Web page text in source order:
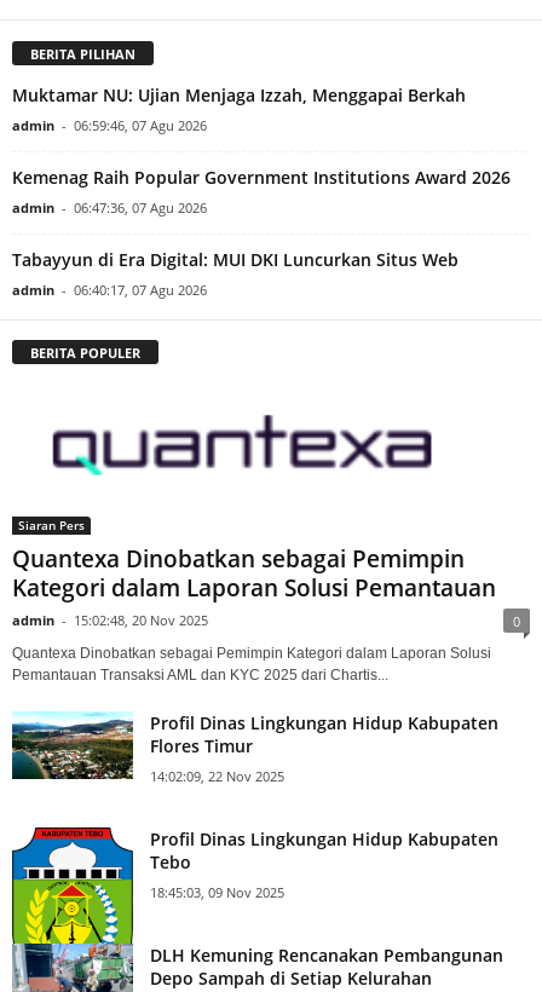
BERITA PILIHAN
Muktamar NU: Ujian Menjaga Izzah, Menggapai Berkah
admin - 06:59:46, 07 Agu 2026
Kemenag Raih Popular Government Institutions Award 2026
admin - 06:47:36, 07 Agu 2026
Tabayyun di Era Digital: MUI DKI Luncurkan Situs Web
admin - 06:40:17, 07 Agu 2026
BERITA POPULER
Siaran Pers
Quantexa Dinobatkan sebagai Pemimpin
Kategori dalam Laporan Solusi Pemantauan
admin - 15:02:48, 20 Nov 2025 0
Quantexa Dinobatkan sebagai Pemimpin Kategori dalam Laporan Solusi
Pemantauan Transaksi AML dan KYC 2025 dari Chartis...
Profil Dinas Lingkungan Hidup Kabupaten
Flores Timur
14:02:09, 22 Nov 2025
Profil Dinas Lingkungan Hidup Kabupaten
Tebo
18:45:03, 09 Nov 2025
DLH Kemuning Rencanakan Pembangunan
Depo Sampah di Setiap Kelurahan